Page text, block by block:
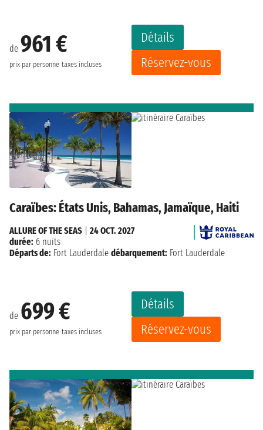
de 961 €
prix par personne taxes incluses
Détails
Réservez-vous
Caraïbes: États Unis, Bahamas, Jamaïque, Haiti
de 699 €
prix par personne taxes incluses
Détails
Réservez-vous
ALLURE OF THE SEAS
24 OCT. 2027
durée: 6 nuits
Départs de: Fort Lauderdale débarquement: Fort Lauderdale